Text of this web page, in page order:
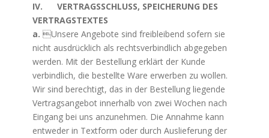
IV. VERTRAGSSCHLUSS, SPEICHERUNG DES
VERTRAGSTEXTES
a. Unsere Angebote sind freibleibend sofern sie
nicht ausdrücklich als rechtsverbindlich abgegeben
werden. Mit der Bestellung erklärt der Kunde
verbindlich, die bestellte Ware erwerben zu wollen.
Wir sind berechtigt, das in der Bestellung liegende
Vertragsangebot innerhalb von zwei Wochen nach
Eingang bei uns anzunehmen. Die Annahme kann
entweder in Textform oder durch Auslieferung der